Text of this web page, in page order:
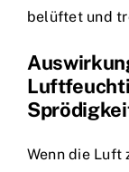
belüftet und
Wenn die Luft